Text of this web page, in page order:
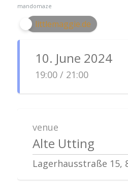
mandomaze
littlemaggie.de
10. June 2024
19:00 / 21:00
venue
Alte Utting
Lagerhausstraße 15,